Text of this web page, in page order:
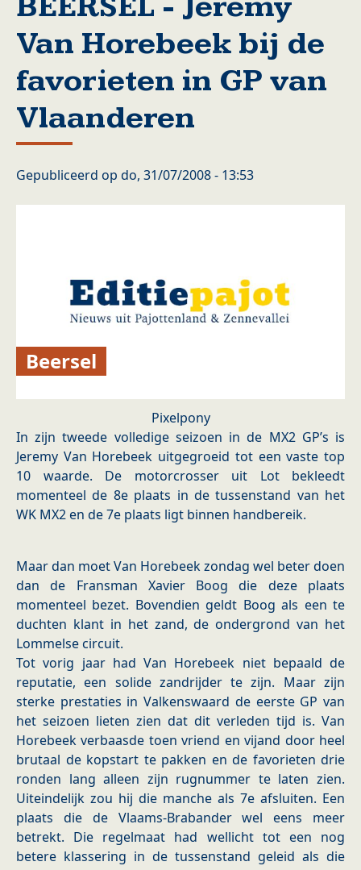
Van Horebeek bij de
favorieten in GP van
Vlaanderen
Gepubliceerd op do, 31/07/2008 - 13:53
Beersel
Pixelpony
In zijn tweede volledige seizoen in de MX2 GP’s is
Jeremy Van Horebeek uitgegroeid tot een vaste top
10 waarde. De motorcrosser uit Lot bekleedt
momenteel de 8e plaats in de tussenstand van het
WK MX2 en de 7e plaats ligt binnen handbereik.
Maar dan moet Van Horebeek zondag wel beter doen
dan de Fransman Xavier Boog die deze plaats
momenteel bezet. Bovendien geldt Boog als een te
duchten klant in het zand, de ondergrond van het
Lommelse circuit.
Tot vorig jaar had Van Horebeek niet bepaald de
reputatie, een solide zandrijder te zijn. Maar zijn
sterke prestaties in Valkenswaard de eerste GP van
het seizoen lieten zien dat dit verleden tijd is. Van
Horebeek verbaasde toen vriend en vijand door heel
brutaal de kopstart te pakken en de favorieten drie
ronden lang alleen zijn rugnummer te laten zien.
Uiteindelijk zou hij die manche als 7e afsluiten. Een
plaats die de Vlaams-Brabander wel eens meer
betrekt. Die regelmaat had wellicht tot een nog
betere klassering in de tussenstand geleid als die